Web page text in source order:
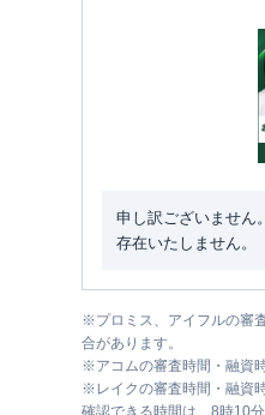
申し訳ございません
存在いたしません。
※プロミス、アイフルの審
合があります。
※アコムの審査時間・融資
※ レイクの審査時間・融資
確認できる時間は、8時10